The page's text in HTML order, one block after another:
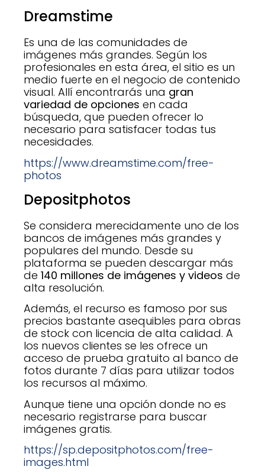
Dreamstime
Es una de las comunidades de
imágenes más grandes. Según los
profesionales en esta área, el sitio es un
medio fuerte en el negocio de contenido
visual. Allí encontrarás una gran
variedad de opciones en cada
búsqueda, que pueden ofrecer lo
necesario para satisfacer todas tus
necesidades.
https://www.dreamstime.com/free-
photos
Depositphotos
Se considera merecidamente uno de los
bancos de imágenes más grandes y
populares del mundo. Desde su
plataforma se pueden descargar más
de 140 millones de imágenes y videos de
alta resolución.
Además, el recurso es famoso por sus
precios bastante asequibles para obras
de stock con licencia de alta calidad. A
los nuevos clientes se les ofrece un
acceso de prueba gratuito al banco de
fotos durante 7 días para utilizar todos
los recursos al máximo.
Aunque tiene una opción donde no es
necesario registrarse para buscar
imágenes gratis.
https://sp.depositphotos.com/free-
images.html